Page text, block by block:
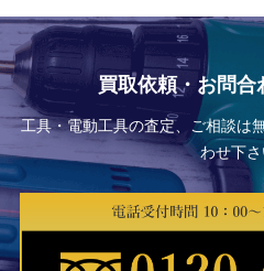
買取依頼・お問合
工具・電動工具の査定、ご相談は
わせ下